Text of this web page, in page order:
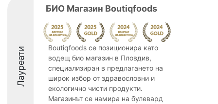
Лауреати
БИО Магазин Boutiqfoods
Boutiqfoods се позиционира като
водещ био магазин в Пловдив,
специализиран в предлагането на
широк избор от здравословни и
екологично чисти продукти.
Магазинът се намира на булевард